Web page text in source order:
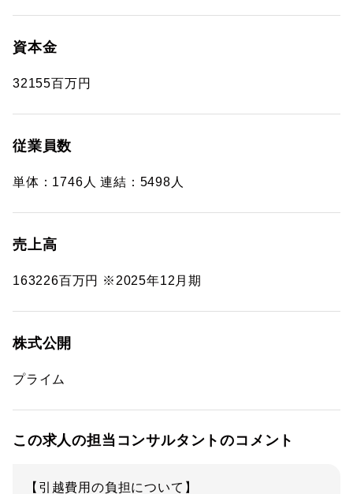
資本金
32155百万円
従業員数
単体：1746人 連結：5498人
売上高
163226百万円 ※2025年12月期
株式公開
プライム
この求人の担当コンサルタントのコメント
【引越費用の負担について】